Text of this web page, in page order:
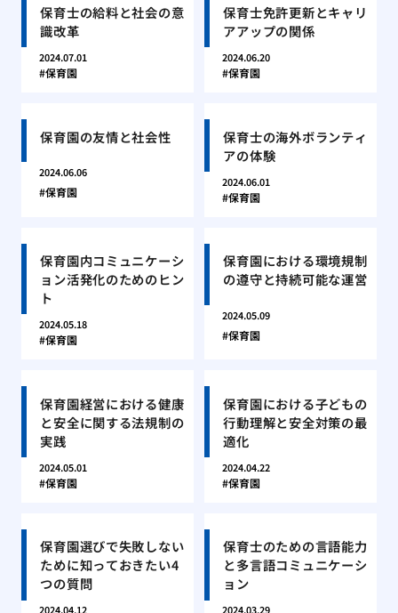
保育士の給料と社会の意
識改革
2024.07.01
保育園
保育士免許更新とキャリ
アアップの関係
2024.06.20
保育園
保育園の友情と社会性
2024.06.06
保育園
保育士の海外ボランティ
アの体験
2024.06.01
保育園
保育園内コミュニケーシ
ョン活発化のためのヒン
ト
2024.05.18
保育園
保育園における環境規制
の遵守と持続可能な運営
2024.05.09
保育園
保育園経営における健康
と安全に関する法規制の
実践
2024.05.01
保育園
保育園における子どもの
行動理解と安全対策の最
適化
2024.04.22
保育園
保育園選びで失敗しない
ために知っておきたい4
つの質問
2024.04.12
保育士のための言語能力
と多言語コミュニケーシ
ョン
2024.03.29